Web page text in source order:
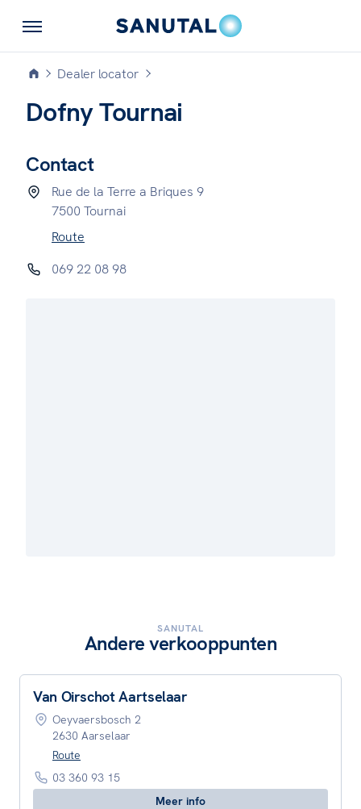
Dealer locator
Dofny Tournai
Contact
Rue de la Terre a Briques 9
7500 Tournai
Route
069 22 08 98
SANUTAL
Andere verkooppunten
Van Oirschot Aartselaar
Oeyvaersbosch 2
2630 Aarselaar
Route
03 360 93 15
Meer info